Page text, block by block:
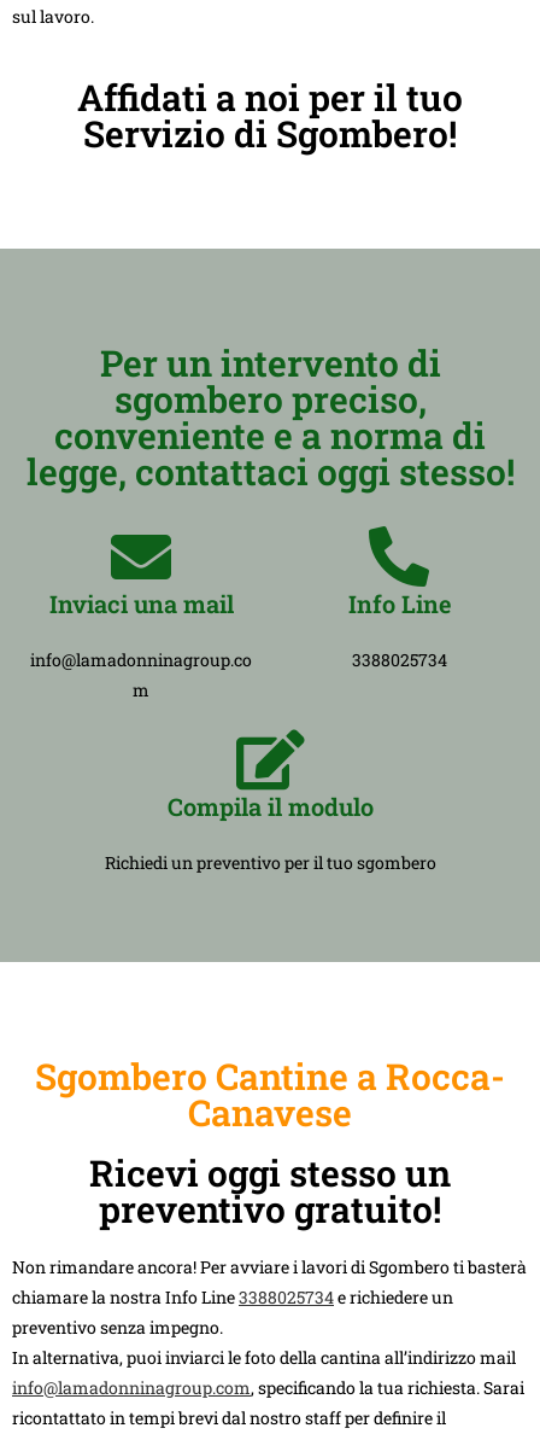
sul lavoro.
Affidati a noi per il tuo
Servizio di Sgombero!
Per un intervento di
sgombero preciso,
conveniente e a norma di
legge, contattaci oggi stesso!
Inviaci una mail
info@lamadonninagroup.co
m
Info Line
3388025734
Compila il modulo
Richiedi un preventivo per il tuo sgombero
Sgombero Cantine a Rocca-
Canavese
Ricevi oggi stesso un
preventivo gratuito!
Non rimandare ancora! Per avviare i lavori di Sgombero ti basterà
chiamare la nostra Info Line3388025734e richiedere un
preventivo senza impegno.
In alternativa, puoi inviarci le foto della cantina all’indirizzo mail
info@lamadonninagroup.com, specificando la tua richiesta. Sarai
ricontattato in tempi brevi dal nostro staff per definire il